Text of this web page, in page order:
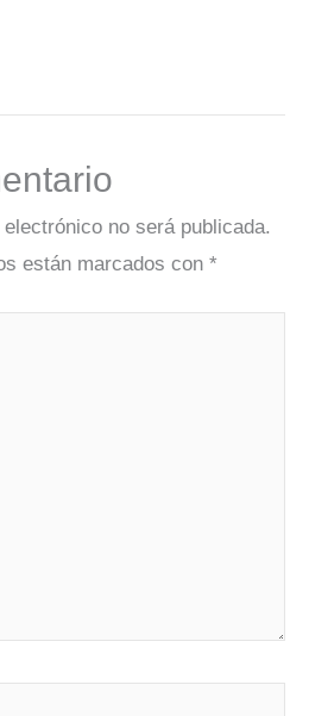
no será publicada.
están marcados con *